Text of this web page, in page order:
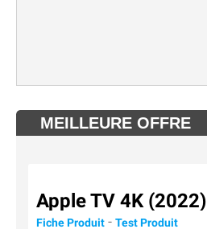
MEILLEURE OFFRE
Apple TV 4K (2022)
Fiche Produit - Test Produit